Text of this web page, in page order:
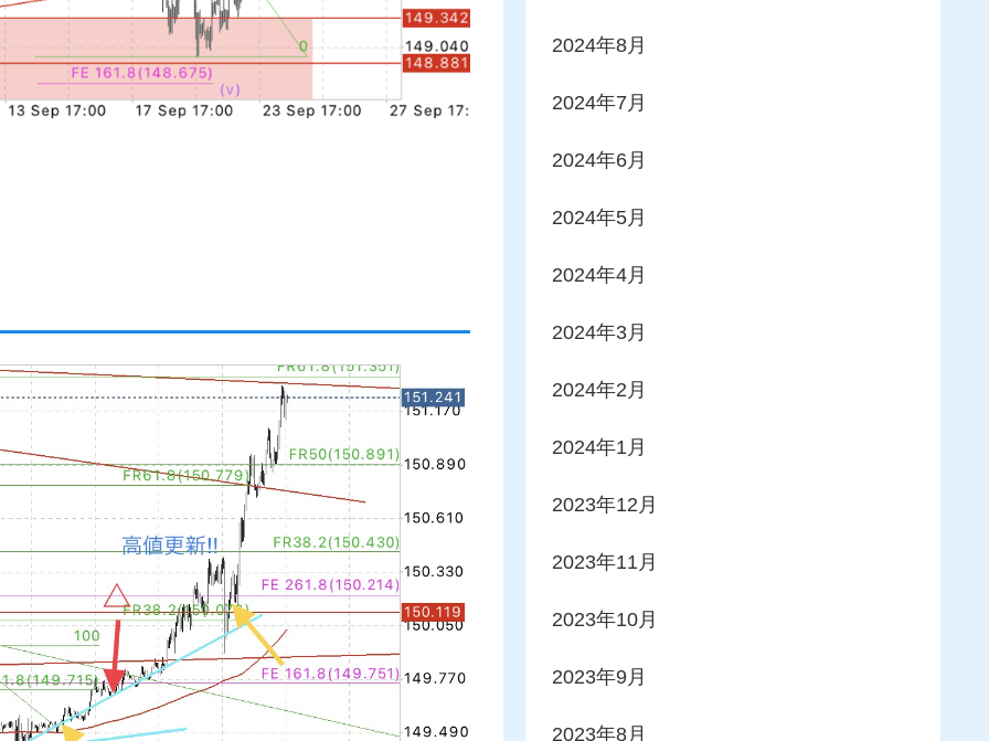
2024年8月
2024年7月
2024年6月
2024年5月
2024年4月
2024年3月
2024年2月
2024年1月
2023年12月
2023年11月
2023年10月
2023年9月
2023年8月